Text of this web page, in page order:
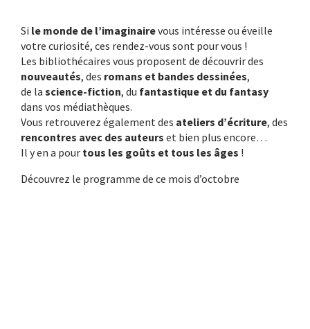
Si le monde de l’imaginairevous intéresse ou éveille
votre curiosité, ces rendez-vous sont pour vous !
Les bibliothécaires vous proposent de découvrir des
nouveautés, des romans et bandes dessinées,
de la science-fiction, du fantastique et du fantasy
dans vos médiathèques.
Vous retrouverez également des ateliers d’écriture, des
rencontres avec des auteurs et bien plus encore…
Il y en a pour tous les goûts et tous les âges !
Découvrez le programme de ce mois d’octobre